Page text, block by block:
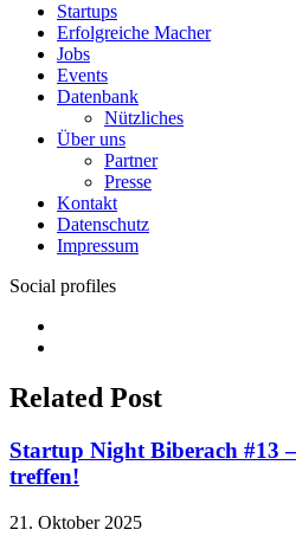
Startups
Erfolgreiche Macher
Jobs
Events
Datenbank
Nützliches
Über uns
Partner
Presse
Kontakt
Datenschutz
Impressum
Social profiles
Related Post
Startup Night Biberach #13
treffen!
21. Oktober 2025